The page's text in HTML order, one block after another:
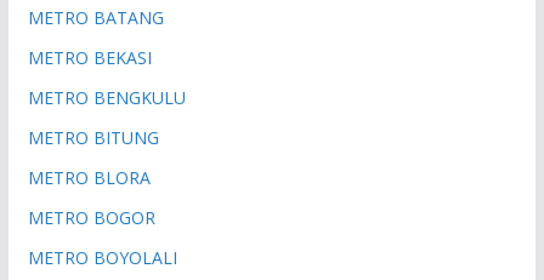
METRO BATANG
METRO BEKASI
METRO BENGKULU
METRO BITUNG
METRO BLORA
METRO BOGOR
METRO BOYOLALI